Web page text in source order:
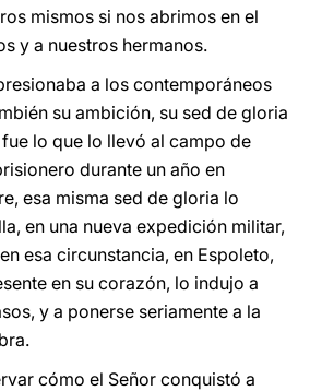
mismos si nos abrimos en el
y a nuestros hermanos.
a los contemporáneos
su ambición, su sed de gloria
lo que lo llevó al campo de
durante un año en
esa misma sed de gloria lo
en una nueva expedición militar,
esa circunstancia, en Espoleto,
en su corazón, lo indujo a
y a ponerse seriamente a la
cómo el Señor conquistó a